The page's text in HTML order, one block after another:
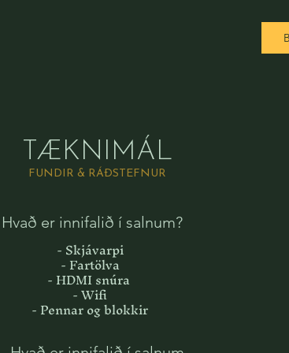
TÆKNIMÁL
FUNDIR & RÁÐSTEFNUR
Hvað er innifalið í salnum?
- Skjávarpi
- Fartölva
- HDMI snúra
- Wifi
- Pennar og blokkir